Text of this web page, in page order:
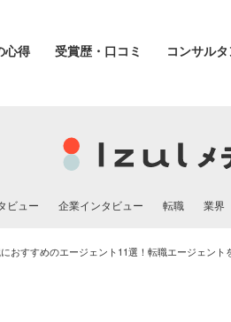
心得 受賞歴・口コミ コンサル
ビュー 企業インタビュー 転職 業界
おすすめのエージェント11選！転職エージェン